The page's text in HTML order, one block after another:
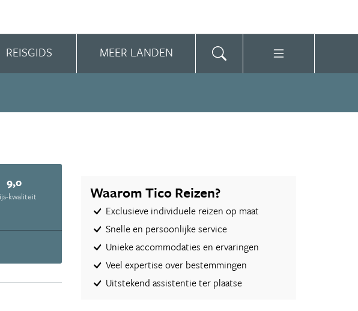
REISGIDS MEER LANDEN
9,0
kwaliteit Waarom Tico Reizen?
Exclusieve individuele reizen op maat
Snelle en persoonlijke service
Unieke accommodaties en ervaringen
Veel expertise over bestemmingen
Uitstekend assistentie ter plaatse